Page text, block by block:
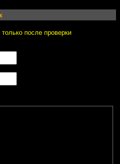
после проверки